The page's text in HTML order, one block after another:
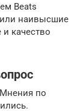
Beats
наивысшие
качество
по